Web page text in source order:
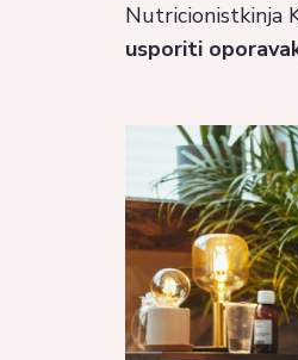
Nutricionistkinja
usporiti